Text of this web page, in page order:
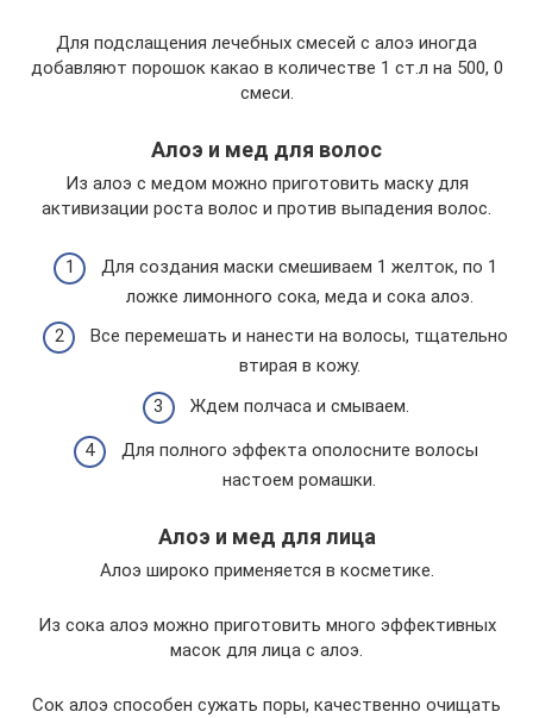
Для подслащения лечебных смесей с алоэ иногда
добавляют порошок какао в количестве 1 ст.л на 500, 0
смеси.
Алоэ и мед для волос
Из алоэ с медом можно приготовить маску для
активизации роста волос и против выпадения волос.
Для создания маски смешиваем 1 желток, по 1
ложке лимонного сока, меда и сока алоэ.
Все перемешать и нанести на волосы, тщательно
втирая в кожу.
Ждем полчаса и смываем.
Для полного эффекта ополосните волосы
настоем ромашки.
Алоэ и мед для лица
Алоэ широко применяется в косметике.
Из сока алоэ можно приготовить много эффективных
масок для лица с алоэ.
Сок алоэ способен сужать поры, качественно очищать